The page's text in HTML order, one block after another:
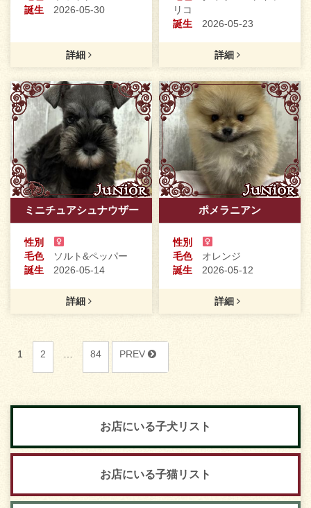
誕生 2026-05-30
詳細
リコ
誕生 2026-05-23
詳細
ミニチュアシュナウザー
性別
毛色ソルト&ペッパー
誕生 2026-05-14
詳細
ポメラニアン
性別
毛色オレンジ
誕生 2026-05-12
詳細
1 2 84 PREV
お店にいる子犬リスト
お店にいる子猫リスト